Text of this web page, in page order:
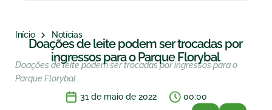
Início Notícias
Doações de leite podem ser trocadas por
ingressos para o Parque Florybal
Doações de leite podem ser trocadas por ingressos para o
Parque Florybal
31 de maio de 2022
00:00